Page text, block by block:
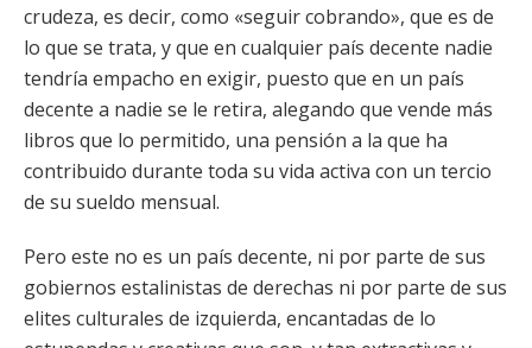
crudeza, es decir, como «seguir cobrando», que es de
lo que se trata, y que en cualquier país decente nadie
tendría empacho en exigir, puesto que en un país
decente a nadie se le retira, alegando que vende más
libros que lo permitido, una pensión a la que ha
contribuido durante toda su vida activa con un tercio
de su sueldo mensual.
Pero este no es un país decente, ni por parte de sus
gobiernos estalinistas de derechas ni por parte de sus
elites culturales de izquierda, encantadas de lo